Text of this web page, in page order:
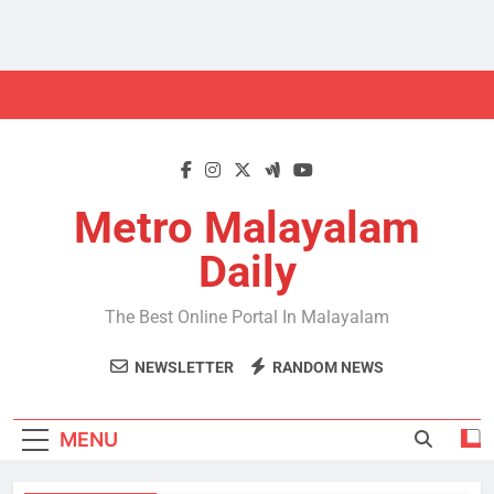
Metro Malayalam
Daily
The Best Online Portal In Malayalam
NEWSLETTER RANDOM NEWS
MENU